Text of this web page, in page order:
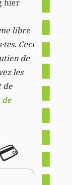
hier
libre
Ceci
de
les
de